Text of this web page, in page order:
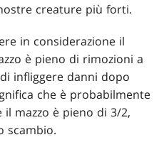
creature più forti.
in considerazione il
è pieno di rimozioni a
infliggere danni dopo
che è probabilmente
mazzo è pieno di 3/2,
scambio.